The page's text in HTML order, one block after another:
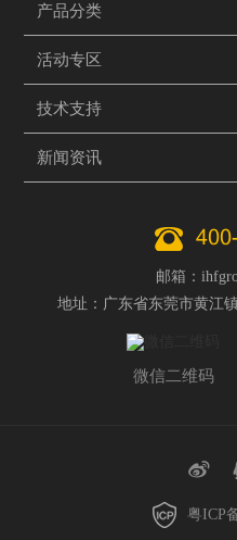
产品分类
活动专区
技术支持
新闻资讯
邮箱：
地址：广东省东莞市黄江
微信二维码
粤ICP